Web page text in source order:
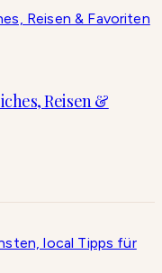
Reisen &